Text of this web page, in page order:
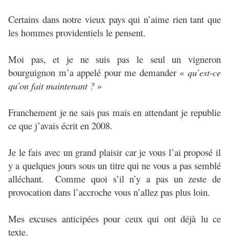
Certains dans notre vieux pays qui n’aime rien tant que
les hommes providentiels le pensent.
Moi pas, et je ne suis pas le seul un vigneron
bourguignon m’a appelé pour me demander « qu’est-ce
qu’on fait maintenant ? »
Franchement je ne sais pas mais en attendant je republie
ce que j’avais écrit en 2008.
Je le fais avec un grand plaisir car je vous l’ai proposé il
y a quelques jours sous un titre qui ne vous a pas semblé
alléchant. Comme quoi s’il n’y a pas un zeste de
provocation dans l’accroche vous n’allez pas plus loin.
Mes excuses anticipées pour ceux qui ont déjà lu ce
texte.